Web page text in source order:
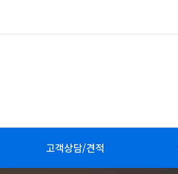
고객상담/견적